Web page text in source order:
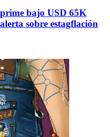
bajo USD 65K
sobre estagflación